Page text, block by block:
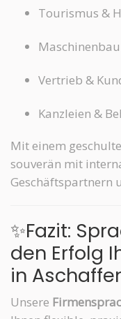
Tourismus &
Vertrieb &
Kanzleien &
Mit einem
souverän mit
Geschäftspartnern
✨Fazit:
den Erfolg
in
Unsere